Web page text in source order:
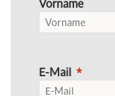
Vorname
E-Mail